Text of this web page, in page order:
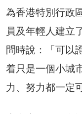
為香港特別行政
員及年輕人建立
問時說：「可以
着只是一個小城
力、努力都一定